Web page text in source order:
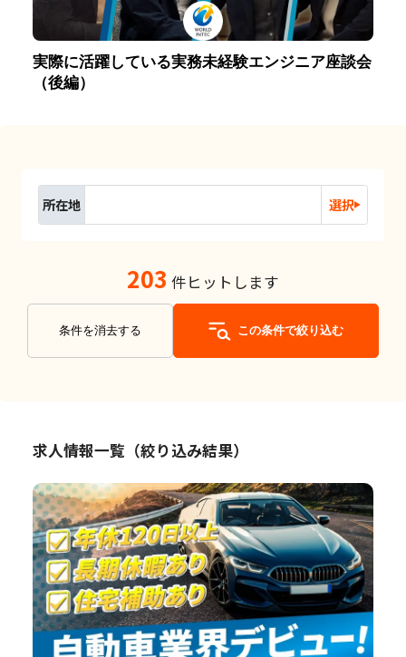
実際に活躍している実務未経験エンジニア座談会
（後編）
所在地 選択
203 件ヒットします
条件を消去する この条件で絞り込む
求人情報一覧（絞り込み結果）